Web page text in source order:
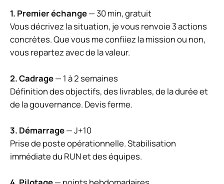
1. Premier échange— 30 min, gratuit
Vous décrivez la situation, je vous renvoie 3 actions
concrètes. Que vous me confiiez la mission ou non,
vous repartez avec de la valeur.
2. Cadrage— 1 à 2 semaines
Définition des objectifs, des livrables, de la durée et
de la gouvernance. Devis ferme.
3. Démarrage— J+10
Prise de poste opérationnelle. Stabilisation
immédiate du RUN et des équipes.